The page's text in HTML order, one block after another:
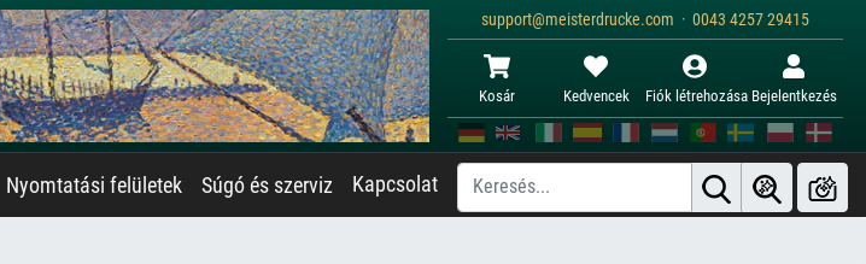
support@meisterdrucke.com · 0043 4257 29415
Kosár Kedvencek Fiók létrehozása Bejelentkezés
Nyomtatási felületek Súgó és szerviz Kapcsolat